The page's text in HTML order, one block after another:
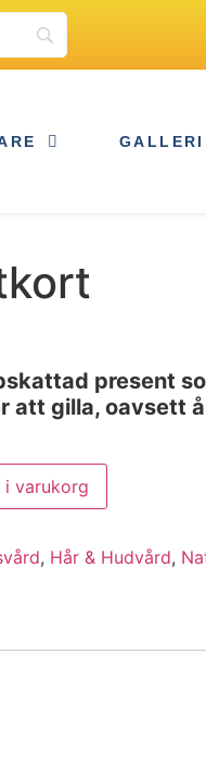
GALLERI
present
att gilla, oavsett
i varukorg
, Hår & Hudvård,